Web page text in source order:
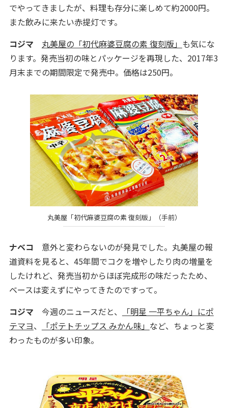
でやってきましたが、料理も存分に楽しめて約2000円。
また飲みに来たい赤提灯です。
コジマ
丸美屋の「初代麻婆豆腐の素 復刻版」 も気にな
ります。発売当初の味とパッケージを再現した、2017年3
月末までの期間限定で発売中。価格は250円。
丸美屋「初代麻婆豆腐の素 復刻版」（手前）
ナベコ 意外と変わらないのが発見でした。丸美屋の報
道資料を見ると、45年間でコクを増やしたり肉の増量を
したけれど、発売当初からほぼ完成形の味だったため、
ベースは変えずにやってきたのですって。
コジマ 今週のニュースだと、
「明星 一平ちゃん」にポ
テマヨ、 「ポテトチップス みかん味」 など、ちょっと変
わったものが多い印象。